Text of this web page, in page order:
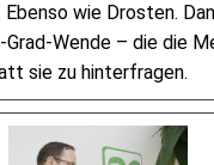
wie Drosten.
Wende – die die
sie zu hinterfragen.